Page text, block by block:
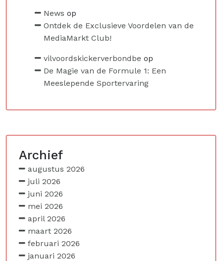
News op
Ontdek de Exclusieve Voordelen van de
MediaMarkt Club!
vilvoordskickerverbondbe op
De Magie van de Formule 1: Een
Meeslepende Sportervaring
Archief
augustus 2026
juli 2026
juni 2026
mei 2026
april 2026
maart 2026
februari 2026
januari 2026